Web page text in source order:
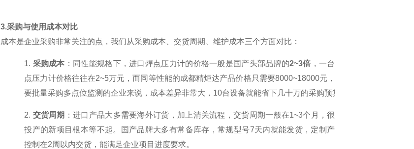
3.采购与使用成本对比
成本是企业采购非常关注的点，我们从采购成本、交货周期、维护成本三个方面对比：
1. 采购成本 ：同性能规格下，进口焊点压力计的价格一般是国产头部品牌的2~3倍 ，一台进口焊
点压力计价格往往在2~5万元，而同等性能的成都精炬达产品价格只需要8000~18000元，对于需
要批量采购多点位监测的企业来说，成本差异非常大， 10台设备就能省下几十万的采购预算。
2. 交货周期 ：进口产品大多需要海外订货，加上清关流程，交货周期一般在1~3个月，很多急着
投产的新项目根本等不起。国产品牌大多有常备库存，常规型号7天内就能发货，定制产品也能
控制在2周以内交货，能满足企业项目进度要求。